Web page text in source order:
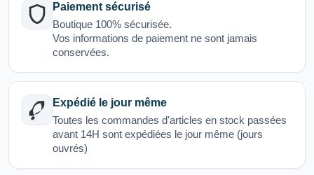
Paiement sécurisé
Boutique 100% sécurisée.
Vos informations de paiement ne sont jamais
conservées.
Expédié le jour même
Toutes les commandes d'articles en stock passées
avant 14H sont expédiées le jour même (jours
ouvrés)